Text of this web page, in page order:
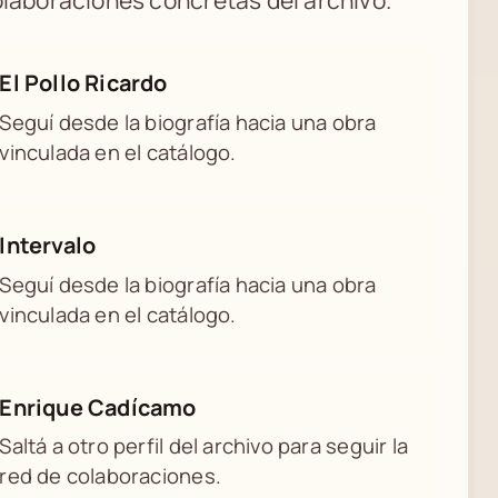
El Pollo Ricardo
Seguí desde la biografía hacia una obra
vinculada en el catálogo.
Intervalo
Seguí desde la biografía hacia una obra
vinculada en el catálogo.
Enrique Cadícamo
Saltá a otro perfil del archivo para seguir la
red de colaboraciones.